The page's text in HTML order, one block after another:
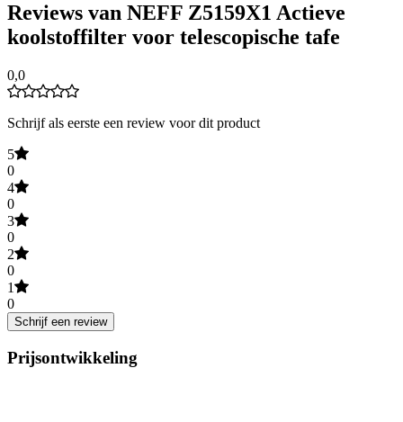
Reviews van NEFF Z5159X1 Actieve
koolstoffilter voor telescopische tafe
0,0
Schrijf als eerste een review voor dit product
5
0
4
0
3
0
2
0
1
0
Schrijf een review
Prijsontwikkeling